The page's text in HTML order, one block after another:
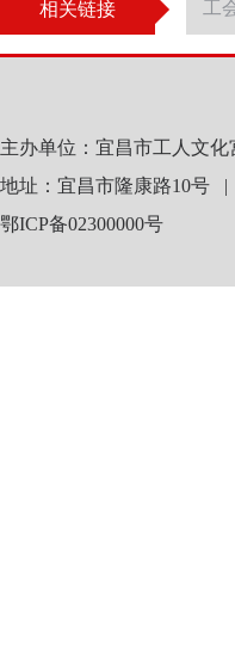
相关链接
主办单位：宜昌市工人文化
地址：宜昌市隆康路10号
鄂ICP备02300000号